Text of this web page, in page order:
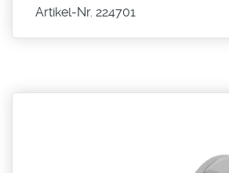
Artikel-Nr. 224701